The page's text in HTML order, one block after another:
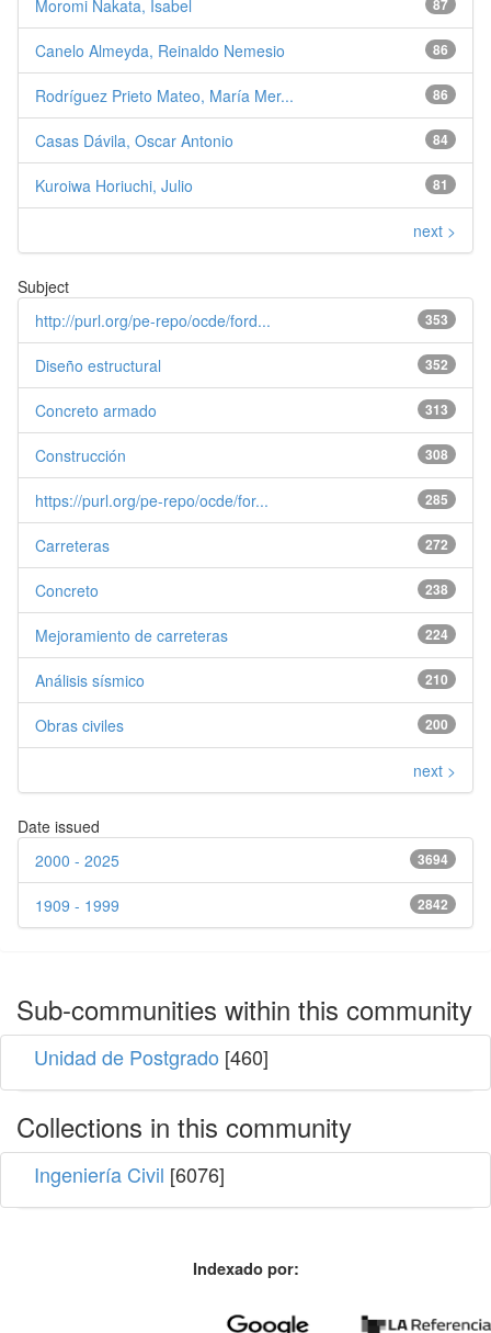
87
Moromi Nakata, Isabel
86
Canelo Almeyda, Reinaldo Nemesio
86
Rodríguez Prieto Mateo, María Mer...
84
Casas Dávila, Oscar Antonio
81
Kuroiwa Horiuchi, Julio
next >
Subject
353
http://purl.org/pe-repo/ocde/ford...
352
Diseño estructural
313
Concreto armado
308
Construcción
285
https://purl.org/pe-repo/ocde/for...
272
Carreteras
238
Concreto
224
Mejoramiento de carreteras
210
Análisis sísmico
200
Obras civiles
next >
Date issued
3694
2000 - 2025
2842
1909 - 1999
Sub-communities within this community
Unidad de Postgrado [460]
Collections in this community
Ingeniería Civil [6076]
Indexado por: